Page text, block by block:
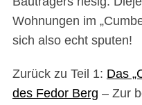
Wohnungen im
sich also echt sputen!
Zurück zu Teil 1: Das
des Fedor Berg – Zur